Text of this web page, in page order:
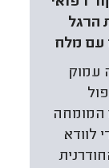
הרגל
עם מלח
עמוק
המומחה
לוודא